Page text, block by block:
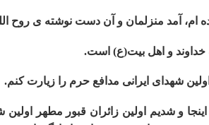
آمد منزلمان و آن دست نوشته ی روح
و اهل بیت(ع) است.
شهدای ایرانی مدافع حرم را زیارت کنم.
اینجا و شدیم اولین زائران قبور مطهر